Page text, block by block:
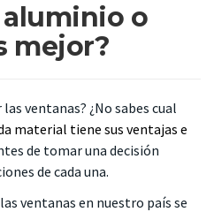
aluminio o
mejor?
ventanas? ¿No sabes cual
material tiene sus ventajas e
de tomar una decisión
de cada una.
ventanas en nuestro país se